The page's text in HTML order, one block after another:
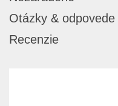
Otázky & odpovede
Recenzie